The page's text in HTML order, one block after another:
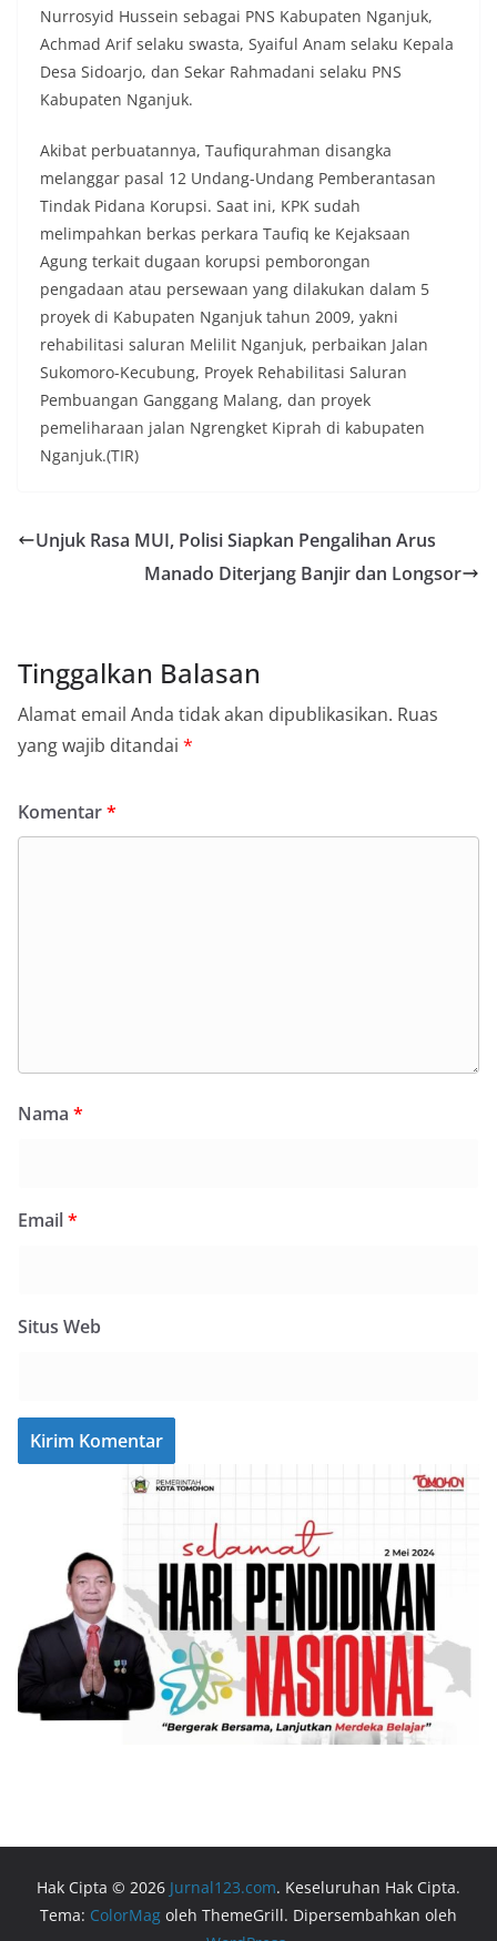
Nurrosyid Hussein sebagai PNS Kabupaten Nganjuk,
Achmad Arif selaku swasta, Syaiful Anam selaku Kepala
Desa Sidoarjo, dan Sekar Rahmadani selaku PNS
Kabupaten Nganjuk.
Akibat perbuatannya, Taufiqurahman disangka
melanggar pasal 12 Undang-Undang Pemberantasan
Tindak Pidana Korupsi. Saat ini, KPK sudah
melimpahkan berkas perkara Taufiq ke Kejaksaan
Agung terkait dugaan korupsi pemborongan
pengadaan atau persewaan yang dilakukan dalam 5
proyek di Kabupaten Nganjuk tahun 2009, yakni
rehabilitasi saluran Melilit Nganjuk, perbaikan Jalan
Sukomoro-Kecubung, Proyek Rehabilitasi Saluran
Pembuangan Ganggang Malang, dan proyek
pemeliharaan jalan Ngrengket Kiprah di kabupaten
Nganjuk.(TIR)
Unjuk Rasa MUI, Polisi Siapkan Pengalihan Arus
Manado Diterjang Banjir dan Longsor
Tinggalkan Balasan
Alamat email Anda tidak akan dipublikasikan. Ruas
yang wajib ditandai *
Komentar*
Nama *
Email*
Situs Web
Hak Cipta © 2026 Jurnal123.com. Keseluruhan Hak Cipta.
Tema: ColorMag oleh ThemeGrill. Dipersembahkan oleh